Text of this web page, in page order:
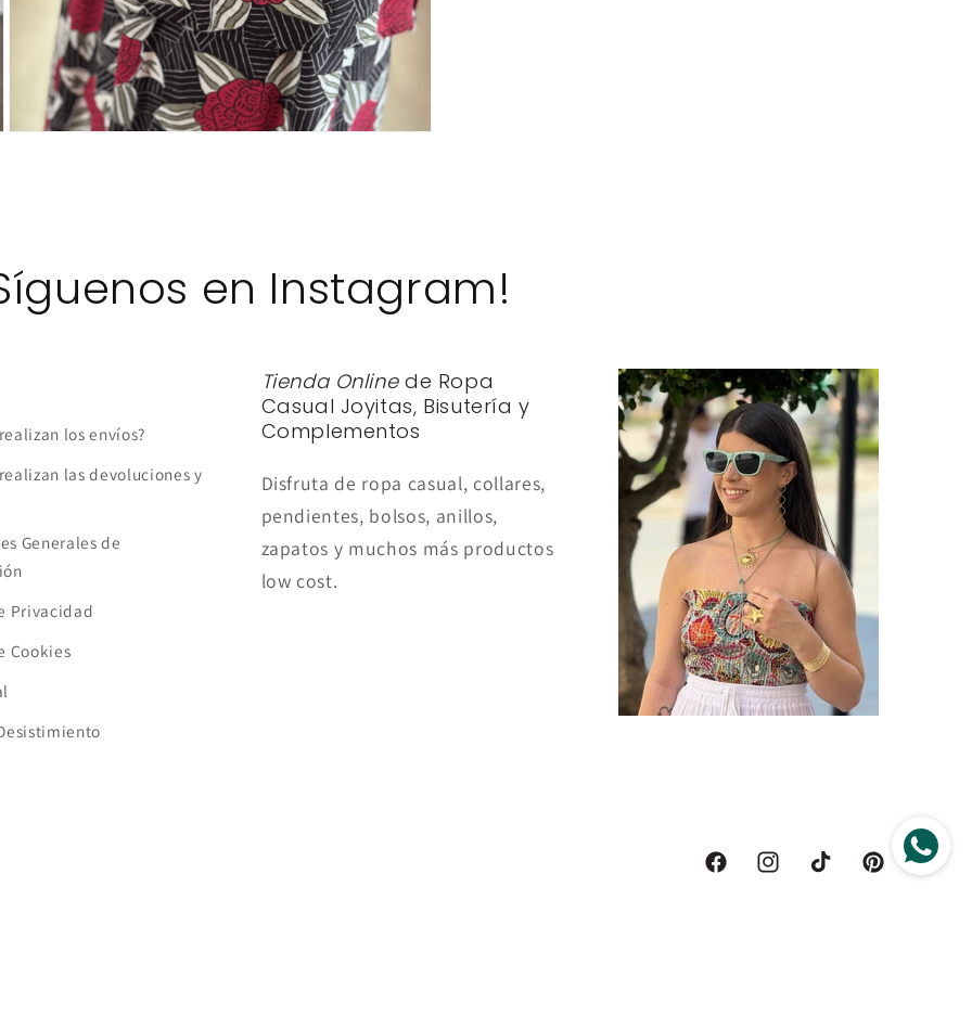
en Instagram!
los envíos?
las devoluciones y
Generales de
Privacidad
Cookies
Tienda Onlinede Ropa
Casual Joyitas, Bisutería y
Complementos
Disfruta de ropa casual, collares,
pendientes, bolsos, anillos,
zapatos y muchos más productos
low cost.
FacebookInstagramTikTok Pinterest